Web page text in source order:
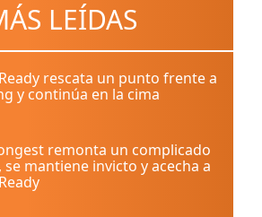
LEÍDAS
rescata un punto frente a
y continúa en la cima
remonta un complicado
mantiene invicto y acecha a